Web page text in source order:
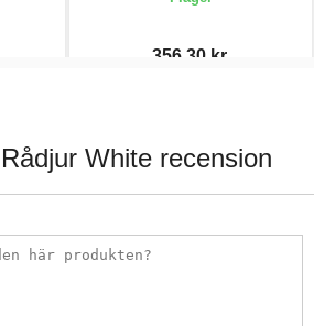
356,30 kr.
White recension